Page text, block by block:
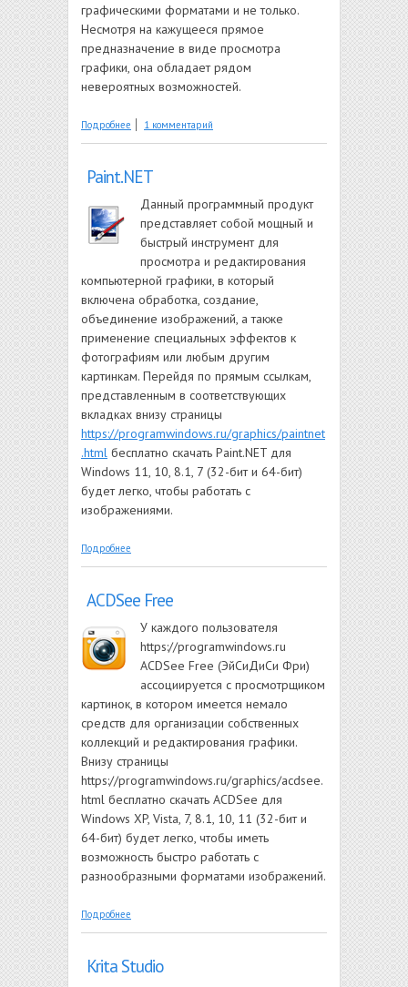
графическими форматами и не только.
Несмотря на кажущееся прямое
предназначение в виде просмотра
графики, она обладает рядом
невероятных возможностей.
Подробнее о XnView
1 комментарий
Paint.NET
Данный программный продукт
представляет собой мощный и
быстрый инструмент для
просмотра и редактирования
компьютерной графики, в который
включена обработка, создание,
объединение изображений, а также
применение специальных эффектов к
фотографиям или любым другим
картинкам. Перейдя по прямым ссылкам,
представленным в соответствующих
вкладках внизу страницы
https://programwindows.ru/graphics/paintnet
.html бесплатно скачать Paint.NET для
Windows 11, 10, 8.1, 7 (32-бит и 64-бит)
будет легко, чтобы работать с
изображениями.
Подробнее
ACDSee Free
У каждого пользователя
https://programwindows.ru
ACDSee Free (ЭйСиДиСи Фри)
ассоциируется с просмотрщиком
картинок, в котором имеется немало
средств для организации собственных
коллекций и редактирования графики.
Внизу страницы
https://programwindows.ru/graphics/acdsee.
html бесплатно скачать ACDSee для
Windows XP, Vista, 7, 8.1, 10, 11 (32-бит и
64-бит) будет легко, чтобы иметь
возможность быстро работать с
разнообразными форматами изображений.
Подробнее
Krita Studio